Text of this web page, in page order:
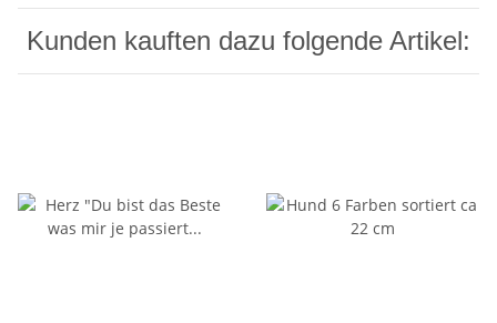
Kunden kauften dazu folgende Artikel: